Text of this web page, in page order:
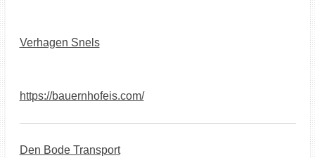
Verhagen Snels
https://bauernhofeis.com/
Den Bode Transport